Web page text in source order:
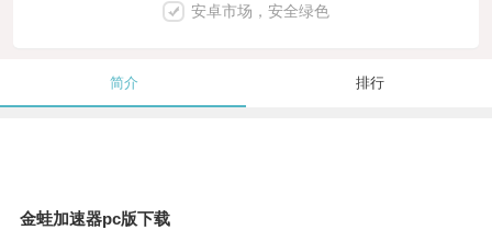
安卓市场，安全绿色
简介 排行
金蛙加速器pc版下载